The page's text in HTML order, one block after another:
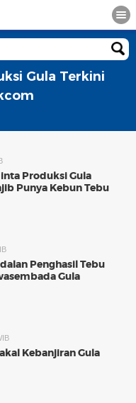
Gula Terkini
Produksi Gula
Punya Kebun Tebu
Penghasil Tebu
Gula
Kebanjiran Gula